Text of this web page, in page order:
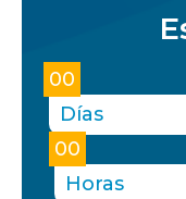
00
Días
00
Horas